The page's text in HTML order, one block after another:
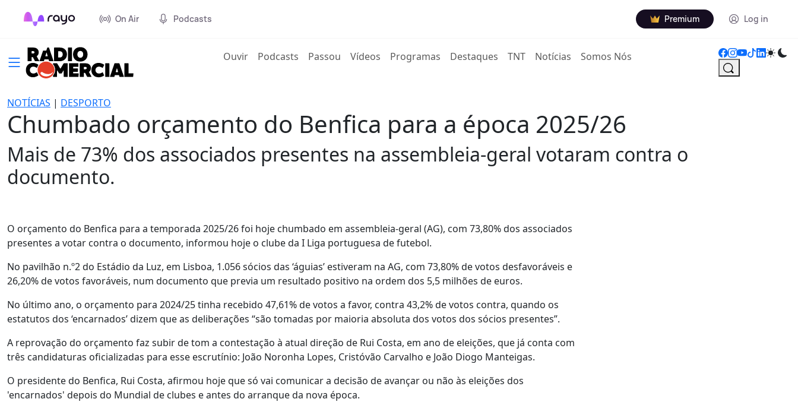
On Air Podcasts Premium Log in
Ouvir(current)
Podcasts Passou Vídeos Programas Destaques TNT Notícias Somos Nós
NOTÍCIAS | DESPORTO
Chumbado orçamento do Benfica para a época 2025/26
Mais de 73% dos associados presentes na assembleia-geral votaram contra o
documento.
O orçamento do Benfica para a temporada 2025/26 foi hoje chumbado em assembleia-geral (AG), com 73,80% dos associados
presentes a votar contra o documento, informou hoje o clube da I Liga portuguesa de futebol.
No pavilhão n.º2 do Estádio da Luz, em Lisboa, 1.056 sócios das ‘águias’ estiveram na AG, com 73,80% de votos desfavoráveis e
26,20% de votos favoráveis, num documento que previa um resultado positivo na ordem dos 5,5 milhões de euros.
No último ano, o orçamento para 2024/25 tinha recebido 47,61% de votos a favor, contra 43,2% de votos contra, quando os
estatutos dos ‘encarnados’ dizem que as deliberações “são tomadas por maioria absoluta dos votos dos sócios presentes”.
A reprovação do orçamento faz subir de tom a contestação à atual direção de Rui Costa, em ano de eleições, que já conta com
três candidaturas oficializadas para esse escrutínio: João Noronha Lopes, Cristóvão Carvalho e João Diogo Manteigas.
O presidente do Benfica, Rui Costa, afirmou hoje que só vai comunicar a decisão de avançar ou não às eleições dos
'encarnados' depois do Mundial de clubes e antes do arranque da nova época.